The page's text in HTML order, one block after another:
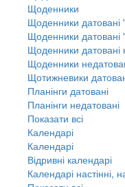
Щоденники
Щоденники
Щоденники датовані
Щоденники датовані
Щоденники
Щотижневики
Планінги датовані
Планінги недатовані
Показати всі
Календарі
Календарі
Відривні календарі
Календарі настінні,